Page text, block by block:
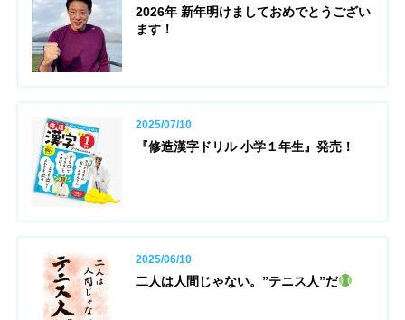
2026年 新年明けましておめでとうござい
ます！
2025/07/10
『修造漢字ドリル 小学１年生』発売！
2025/06/10
二人は人間じゃない。”テニス人”だ